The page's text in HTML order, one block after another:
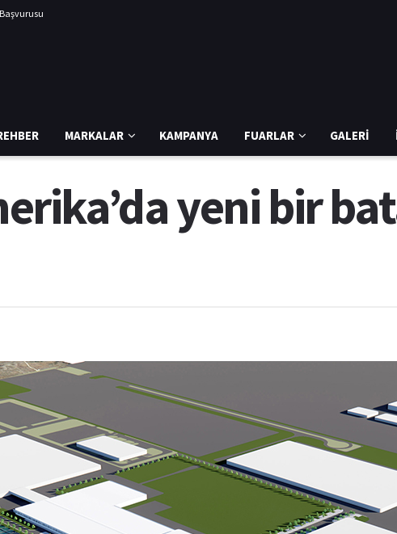
MARKALAR KAMPANYA FUARLAR GALERI
yeni bir